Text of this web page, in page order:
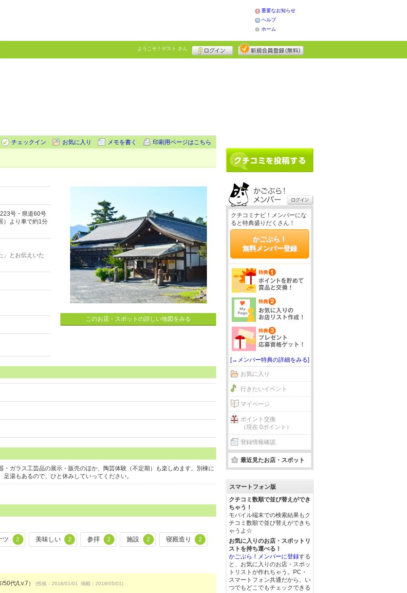
重要なお知らせ
ヘルプ
ホーム
ようこそ！ ゲスト さん
チェックイン お気に入り メモを書く 印刷用ページはこちら
号・県道60号
）より車で約1分
」とお伝えいた
このお店・スポットの詳しい地図をみる
ガラス工芸品の展示・販売のほか、陶芸体験（不定期）も楽しめます。別棟に
湯もあるので、ひと休みしていってください。
ツ 2 美味しい 2 参拝 2 施設 2 寝殿造り 2
50代/Lv.7） (投稿：2018/01/01 掲載：2018/05/01)
クチコミナビ！メンバーにな
ると特典盛りだくさん！
かごぶら！
無料メンバー登録
[→メンバー特典の詳細をみる]
お気に入り
行きたいイベント
マイページ
ポイント交換
（現在 0ポイント）
登録情報確認
最近見たお店・スポット
スマートフォン版
クチコミ数順で並び替えができ
ちゃう！
モバイル端末での検索結果もク
チコミ数順で並び替えができち
ゃうよ☆
お気に入りのお店・スポットリ
ストを持ち運べる！
かごぶら！メンバーに登録する
と、お気に入りのお店・スポッ
トリストが作れちゃう。PC・
スマートフォン共通だから、い
つでもどこでもチェックできる